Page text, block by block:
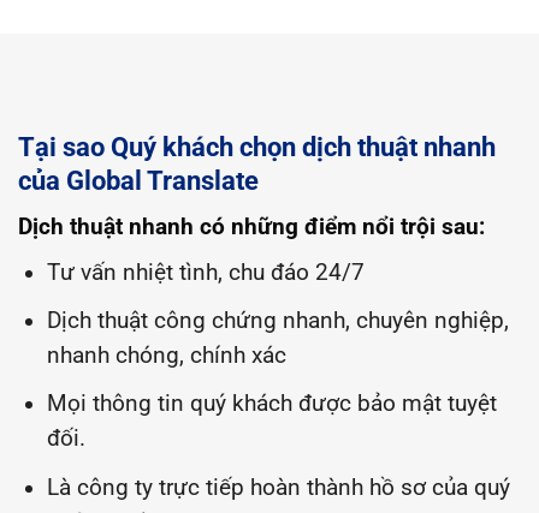
Tại sao Quý khách chọn dịch thuật nhanh
của Global Translate
Dịch thuật nhanh có những điểm nổi trội sau:
Tư vấn nhiệt tình, chu đáo 24/7
Dịch thuật công chứng nhanh, chuyên nghiệp,
nhanh chóng, chính xác
Mọi thông tin quý khách được bảo mật tuyệt
đối.
Là công ty trực tiếp hoàn thành hồ sơ của quý